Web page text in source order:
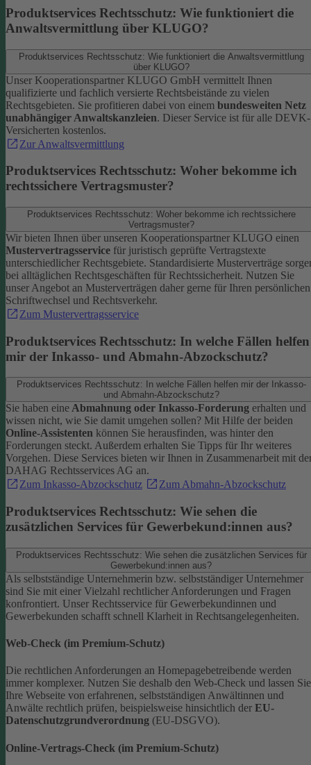
Produktservices Rechtsschutz: Wie funktioniert die
Anwaltsvermittlung über KLUGO?
Produktservices Rechtsschutz: Wie funktioniert die Anwaltsvermittlung
über KLUGO?
Unser Kooperationspartner KLUGO GmbH vermittelt Ihnen
qualifizierte und fachlich versierte Rechtsbeistände zu vielen
Rechtsgebieten. Sie profitieren dabei von einem bundesweiten Netz
unabhängiger Anwaltskanzleien. Dieser Service ist für alle DEVK-
Versicherten kostenlos.
Zur Anwaltsvermittlung
Produktservices Rechtsschutz: Woher bekomme ich
rechtssichere Vertragsmuster?
Produktservices Rechtsschutz: Woher bekomme ich rechtssichere
Vertragsmuster?
Wir bieten Ihnen über unseren Kooperationspartner KLUGO einen
Mustervertragsservice für juristisch geprüfte Vertragstexte
unterschiedlicher Rechtsgebiete. Standardisierte Musterverträge
bei alltäglichen Rechtsgeschäften für Rechtssicherheit. Nutzen Sie
unser Angebot an Musterverträgen daher gerne für Ihren persönlichen
Schriftwechsel und Rechtsverkehr.
Zum Mustervertragsservice
Produktservices Rechtsschutz: In welche Fällen helfen
mir der Inkasso- und Abmahn-Abzockschutz?
Produktservices Rechtsschutz: In welche Fällen helfen mir der Inkasso-
und Abmahn-Abzockschutz?
Sie haben eineAbmahnung oder Inkasso-Forderung erhalten und
wissen nicht, wie Sie damit umgehen sollen? Mit Hilfe der beiden
Online-Assistenten können Sie herausfinden, was hinter den
Forderungen steckt. Außerdem erhalten Sie Tipps für Ihr weiteres
Vorgehen. Diese Services bieten wir Ihnen in Zusammenarbeit mit
DAHAG Rechtsservices AG an.
Zum Inkasso-Abzockschutz
Zum Abmahn-Abzockschutz
Produktservices Rechtsschutz: Wie sehen die
zusätzlichen Services für Gewerbekund:innen aus?
Produktservices Rechtsschutz: Wie sehen die zusätzlichen Services für
Gewerbekund:innen aus?
Als selbstständige Unternehmerin bzw. selbstständiger Unternehmer
sind Sie mit einer Vielzahl rechtlicher Anforderungen und Fragen
konfrontiert. Unser Rechtsservice für Gewerbekundinnen und
Gewerbekunden schafft schnell Klarheit in Rechtsangelegenheiten.
Web-Check (im Premium-Schutz)
Die rechtlichen Anforderungen an Homepagebetreibende werden
immer komplexer. Nutzen Sie deshalb den Web-Check und lassen Sie
Ihre Webseite von erfahrenen, selbstständigen Anwältinnen und
Anwälte rechtlich prüfen, beispielsweise hinsichtlich der EU-
Datenschutzgrundverordnung (EU-DSGVO).
Online-Vertrags-Check (im Premium-Schutz)